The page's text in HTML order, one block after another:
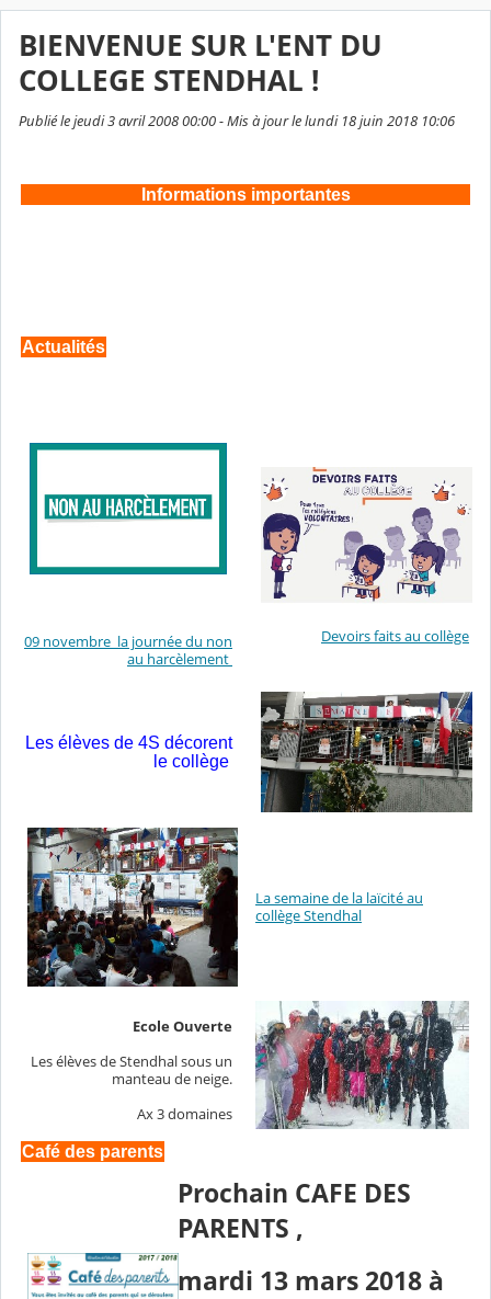
BIENVENUE SUR L'ENT DU
COLLEGE STENDHAL !
Publié le jeudi 3 avril 2008 00:00 - Mis à jour le lundi 18 juin 2018 10:06
Informations importantes
Actualités
09 novembre la journée du non
au harcèlement
Devoirs faits au collège
Les élèves de 4S décorent
le collège
La semaine de la laïcité au
collège Stendhal
Ecole Ouverte
Les élèves de Stendhal sous un
manteau de neige.
Ax 3 domaines
Café des parents
Prochain CAFE DES
PARENTS ,
mardi 13 mars 2018 à